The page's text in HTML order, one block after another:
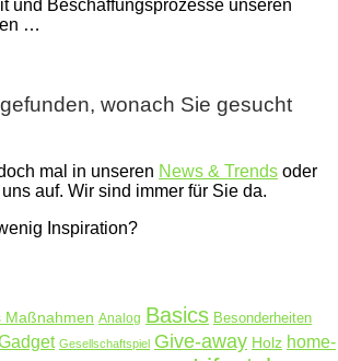
und Beschaffungsprozesse unseren
…
wonach Sie gesucht
mal in unseren News & Trends oder
auf. Wir sind immer für Sie da.
Inspiration?
Maßnahmen Analog Basics Besonderheiten
Gesellschaftspiel Give-away Holz home-